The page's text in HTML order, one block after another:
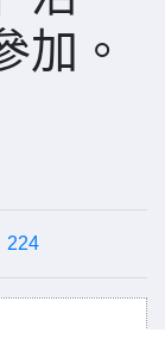
加。
224